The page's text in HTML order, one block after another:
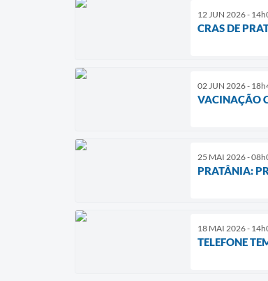
12 JUN 2026 -
CRAS DE
02 JUN 2026 -
VACINAÇÃO
25 MAI 2026 -
PRATÂNIA:
18 MAI 2026 -
TELEFONE